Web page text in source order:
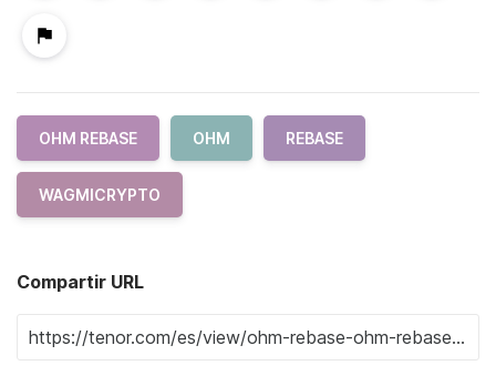
OHM REBASE OHM REBASE
WAGMICRYPTO
Compartir URL